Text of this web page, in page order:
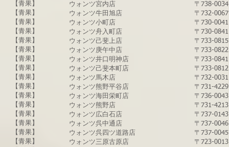
​【青果】
​【青果】
​【青果】
​【青果】
​【青果】
​【青果】
【青果】
​【青果】
​【青果】
​【青果】
​【青果】
​【青果】
​【青果】
​【青果】
​【青果】
【青果】
​ウォンツ宮内店
​ウォンツ牛田旭店
​ウォンツ小町店
​ウォンツ舟入町店
ウォンツ己斐上店
​ウォンツ庚午中店
​ウォンツ井口明神店
​ウォンツ己斐本町店
​ウォンツ馬木店
​ウォンツ熊野平谷店
​ウォンツ海田栄町店
​ウォンツ熊野店
​ウォンツ広白石店
​ウォンツ呉中通店
​ウォンツ呉四ツ道路店
​ウォンツ三原古原店
〒738-
〒732-
〒730-
〒730-
〒733-
〒733-
〒733-
〒733-
〒732-
〒731-
〒736-
〒731-
〒737-
〒737-
〒737-
〒723-